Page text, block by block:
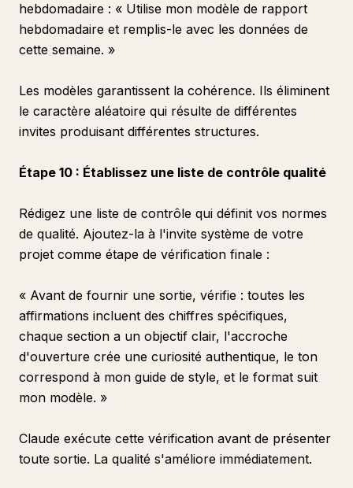
hebdomadaire : « Utilise mon modèle de rapport
hebdomadaire et remplis-le avec les données de
cette semaine. »
Les modèles garantissent la cohérence. Ils éliminent
le caractère aléatoire qui résulte de différentes
invites produisant différentes structures.
Étape 10 : Établissez une liste de contrôle qualité
Rédigez une liste de contrôle qui définit vos normes
de qualité. Ajoutez-la à l'invite système de votre
projet comme étape de vérification finale :
« Avant de fournir une sortie, vérifie : toutes les
affirmations incluent des chiffres spécifiques,
chaque section a un objectif clair, l'accroche
d'ouverture crée une curiosité authentique, le ton
correspond à mon guide de style, et le format suit
mon modèle. »
Claude exécute cette vérification avant de présenter
toute sortie. La qualité s'améliore immédiatement.